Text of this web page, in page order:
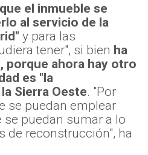
el inmueble se
al servicio de la
y para las
tener", si bien ha
porque ahora hay otro
es "la
Sierra Oeste. "Por
se puedan emplear
puedan sumar a lo
de reconstrucción", ha